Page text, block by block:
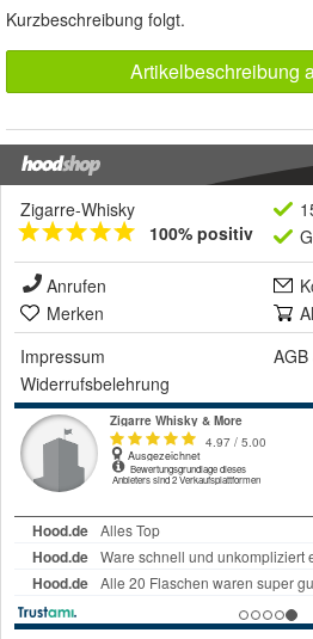
Kurzbeschreibung folgt.
Artikelbeschreibung
Zigarre-Whisky
100% positiv
Anrufen
Merken
Impressum
AGB
Widerrufsbelehrung